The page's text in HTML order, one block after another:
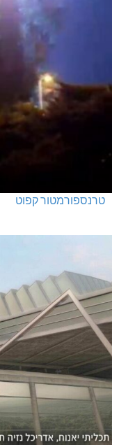
טרנספורמטור קפוט